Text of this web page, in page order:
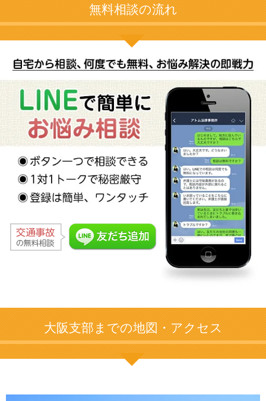
無料相談の流れ
大阪支部までの地図・アクセス